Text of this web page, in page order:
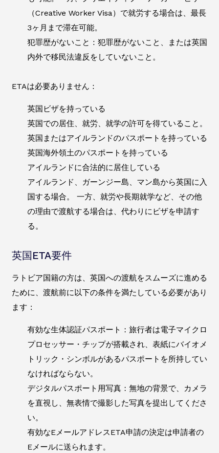
（Creative Worker Visa）で就労する場合は、最長
3ヶ月まで滞在可能。
犯罪歴がないこと：犯罪歴がないこと、または英国
内外で移民法違反をしていないこと。
ETAは必要ありません：
英国ビザを持っている
英国での居住、就労、就学の許可を得ていること。
英国またはアイルランドのパスポートを持っている
英国海外領土のパスポートを持っている
アイルランドに合法的に居住している
アイルランド、ガーンジー島、マン島から英国に入
国する場合。 一方、就労や長期就学など、その他
の理由で渡航する場合は、代わりにビザを申請す
る。
英国ETA要件
ラトビア国籍の方は、英国への渡航をスムーズに進める
ために、渡航前に以下の条件を満たしている必要があり
ます：
有効な生体認証パスポート：旅行者は電子マイクロ
プロセッサー・チップが搭載され、表紙にバイオメ
トリック・シンボルがあるパスポートを所持してい
なければならない。
デジタルパスポート用写真：無地の背景で、カメラ
を直視し、無表情で撮影した写真を提出してくださ
い。
有効なEメールアドレスETA申請の決定は申請者の
Eメールに送られます。